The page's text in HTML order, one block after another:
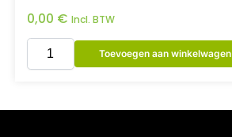
0,00 € Incl. BTW
Toevoegen aan winkelwagen